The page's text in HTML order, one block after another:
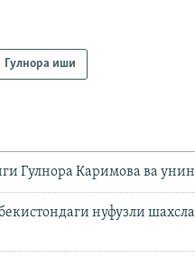
Гулнора иши
Гулнора Каримова ва
нуфузли